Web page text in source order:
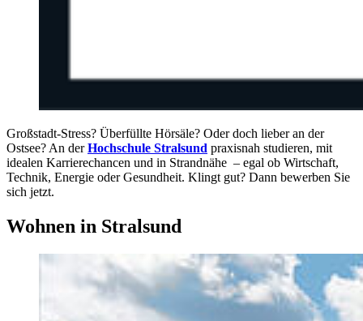
Großstadt-Stress? Überfüllte Hörsäle? Oder doch lieber an der
Ostsee? An derHochschule Stralsund praxisnah studieren, mit
idealen Karrierechancen und in Strandnähe – egal ob Wirtschaft,
Technik, Energie oder Gesundheit. Klingt gut? Dann bewerben Sie
sich jetzt.
Woh­nen in Stral­sund